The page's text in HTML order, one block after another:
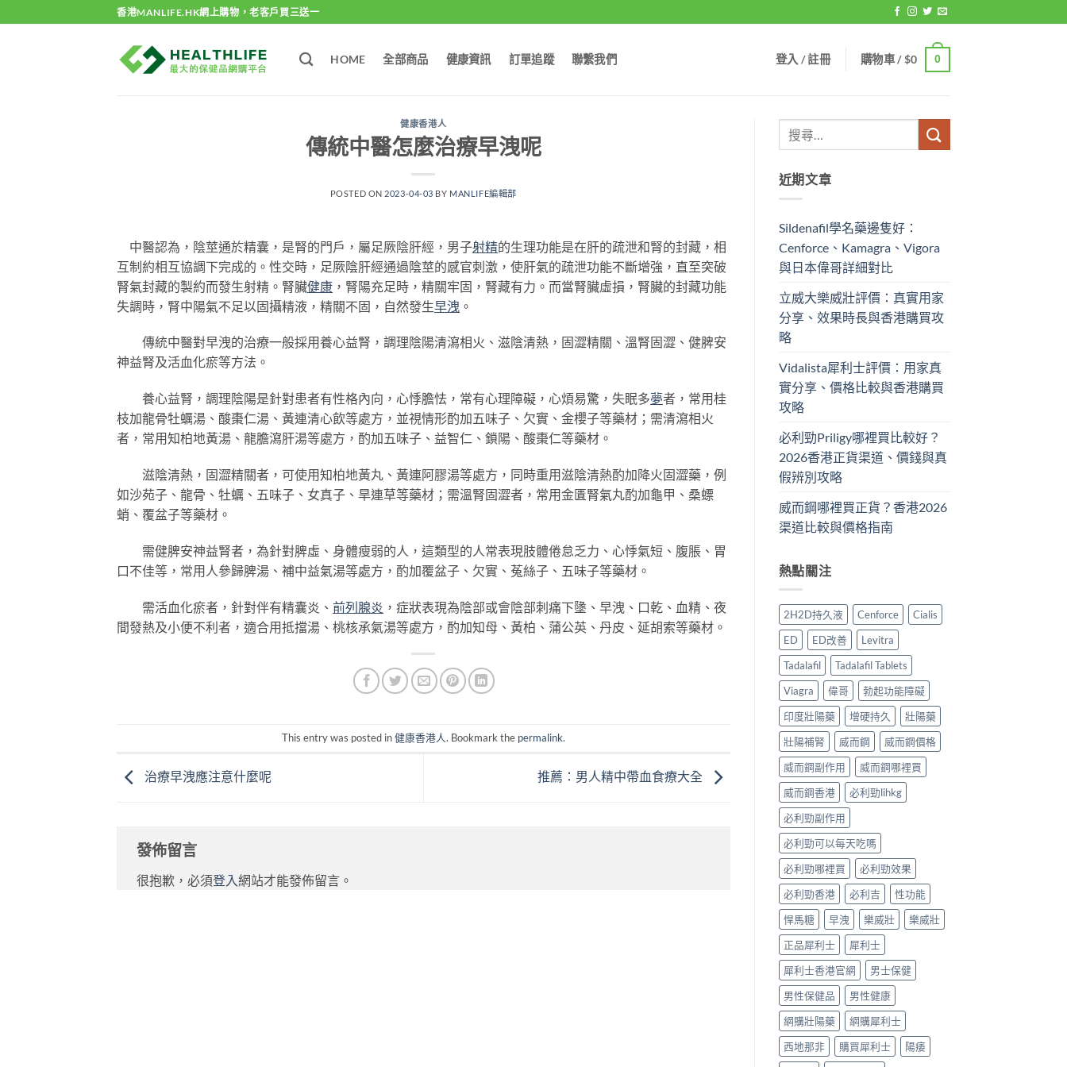
to
香港MANLIFE.HK網上購物，老客戶買三送一
HOME 全部商品 健康資訊 訂單追蹤 聯繫我們 登入 / 註冊 購物車 /$0 0
健康香港人
傳統中醫怎麼治療早洩呢
POSTED ON 2023-04-03 BY MANLIFE編輯部
中醫認為，陰莖通於精囊，是腎的門戶，屬足厥陰肝經，男子射精的生理功能是在肝的疏泄和腎的封藏，相
互制約相互協調下完成的。性交時，足厥陰肝經通過陰莖的感官刺激，使肝氣的疏泄功能不斷增強，直至突破
腎氣封藏的製約而發生射精。腎臟健康 ，腎陽充足時，精關牢固，腎藏有力。而當腎臟虛損，腎臟的封藏功能
失調時，腎中陽氣不足以固攝精液，精關不固，自然發生早洩 。
傳統中醫對早洩的治療一般採用養心益腎，調理陰陽清瀉相火、滋陰清熱，固澀精關、溫腎固澀、健脾安
神益腎及活血化瘀等方法。
養心益腎，調理陰陽是針對患者有性格內向，心悸膽怯，常有心理障礙，心煩易驚，失眠多夢者，常用桂
枝加龍骨牡蠣湯、酸棗仁湯、黃連清心飲等處方，並視情形酌加五味子、欠實、金櫻子等藥材；需清瀉相火
者，常用知柏地黃湯、龍膽瀉肝湯等處方，酌加五味子、益智仁、鎖陽、酸棗仁等藥材。
滋陰清熱，固澀精關者，可使用知柏地黃丸、黃連阿膠湯等處方，同時重用滋陰清熱酌加降火固澀藥，例
如沙苑子、龍骨、牡蠣、五味子、女真子、旱連草等藥材；需溫腎固澀者，常用金匱腎氣丸酌加龜甲、桑螵
蛸、覆盆子等藥材。
需健脾安神益腎者，為針對脾虛、身體瘦弱的人，這類型的人常表現肢體倦怠乏力、心悸氣短、腹脹、胃
口不佳等，常用人參歸脾湯、補中益氣湯等處方，酌加覆盆子、欠實、菟絲子、五味子等藥材。
需活血化瘀者，針對伴有精囊炎、 前列腺炎 ，症狀表現為陰部或會陰部刺痛下墬、早洩、口乾、血精、夜
間發熱及小便不利者，適合用抵擋湯、桃核承氣湯等處方，酌加知母、黃柏、蒲公英、丹皮、延胡索等藥材。
This entry was posted in健康香港人. Bookmark the permalink.
治療早洩應注意什麼呢 推薦：男人精中帶血食療大全
發佈留言
很抱歉，必須登入 網站才能發佈留言。
近期文章
Sildenafil學名藥邊隻好：
Cenforce、Kamagra、Vigora
與日本偉哥詳細對比
立威大樂威壯評價：真實用家
分享、效果時長與香港購買攻
略
Vidalista犀利士評價：用家真
實分享、價格比較與香港購買
攻略
必利勁Priligy哪裡買比較好？
2026香港正貨渠道、價錢與真
假辨別攻略
威而鋼哪裡買正貨？香港2026
渠道比較與價格指南
熱點關注
2H2D持久液 Cenforce
Cialis
ED
ED改善
Levitra
Tadalafil
Tadalafil Tablets
Viagra
偉哥
勃起功能障礙
印度壯陽藥
增硬持久
壯陽藥
壯陽補腎
威而鋼
威而鋼價格
威而鋼副作用
威而鋼哪裡買
威而鋼香港
必利勁lihkg
必利勁副作用
必利勁可以每天吃嗎
必利勁哪裡買
必利勁效果
必利勁香港
必利吉
性功能
悍馬糖
早洩 樂威壯
樂威壯
正品犀利士
犀利士
犀利士香港官網
男士保健
男性保健品
男性健康
網購壯陽藥
網購犀利士
西地那非
購買犀利士
陽痿